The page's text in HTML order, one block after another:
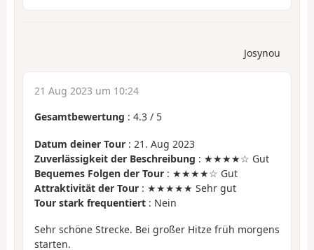
Josynou
21 Aug 2023 um 10:24
Gesamtbewertung : 4.3 / 5
Datum deiner Tour : 21. Aug 2023
Zuverlässigkeit der Beschreibung : ★★★★☆ Gut
Bequemes Folgen der Tour : ★★★★☆ Gut
Attraktivität der Tour : ★★★★★ Sehr gut
Tour stark frequentiert : Nein
Sehr schöne Strecke. Bei großer Hitze früh morgens
starten.